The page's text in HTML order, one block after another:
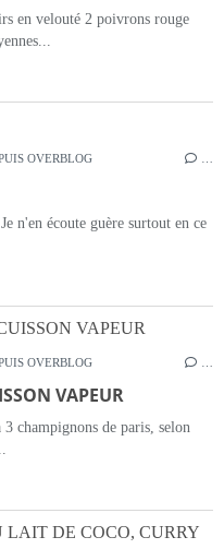
en velouté 2 poivrons rouge
OVERBLOG
n'en écoute guère surtout en ce
OVERBLOG
VAPEUR
champignons de paris, selon